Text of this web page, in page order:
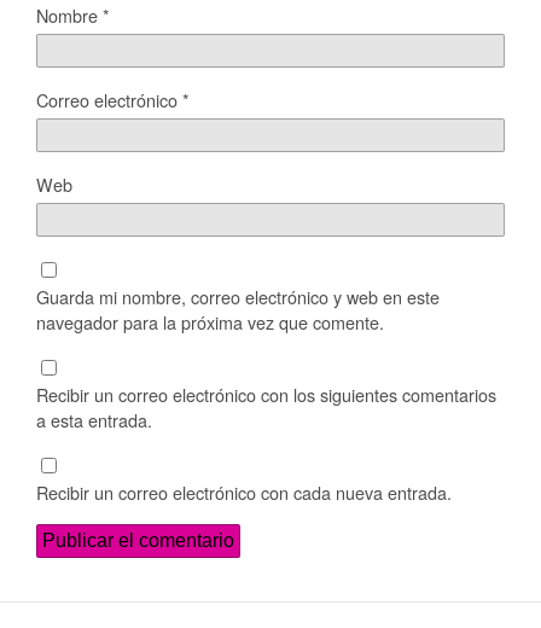
Nombre*
Correo electrónico*
Web
Guarda mi nombre, correo electrónico y web en este
navegador para la próxima vez que comente.
Recibir un correo electrónico con los siguientes comentarios
a esta entrada.
Recibir un correo electrónico con cada nueva entrada.